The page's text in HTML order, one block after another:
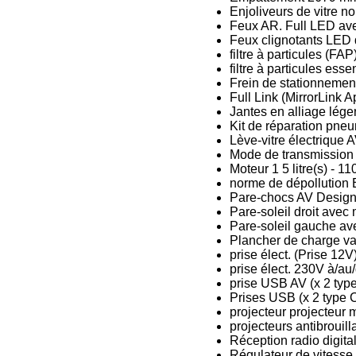
Enjoliveurs de vitre
Feux AR. Full LED
Feux clignotants LED
filtre à particules
filtre à particules
Frein de
Full Link (MirrorLink
Jantes en alliage
Kit de réparation
Lève-vitre électrique
Mode de
Moteur 1 5 litre(s) -
norme de dépollution
Pare-chocs AV
Pare-soleil droit avec
Pare-soleil gauche
Plancher de charge
prise élect. (Prise
prise élect. 230V à/
prise USB AV (x 2
Prises USB (x 2 type
projecteur projecteur
projecteurs
Réception radio